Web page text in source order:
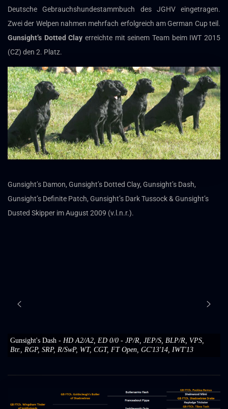
Deutsche Gebrauchshundestammbuch des JGHV eingetragen.
Zwei der Welpen nahmen mehrfach erfolgreich am German Cup teil.
Gunsight’s Dotted Clay erreichte mit seinem Team beim IWT 2015
(CZ) den 2. Platz.
Gunsight’s Damon, Gunsight’s Dotted Clay, Gunsight’s Dash,
Gunsight’s Definite Patch, Gunsight’s Dark Tussock & Gunsight’s
Dusted Skipper im August 2009 (v.l.n.r.).
Gunsight's Dash - HD A2/A2, ED 0/0 - JP/R, JEP/S, BLP/R, VPS,
Btr., RGP, SRP, R/SwP, WT, CGT, FT Open, GC'13'14, IWT'13